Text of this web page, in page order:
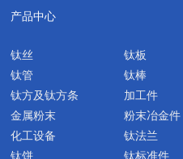
产品中心
钛丝
钛板
钛管
钛棒
钛方及钛方条
加工件
金属粉末
粉末冶金件
化工设备
钛法兰
钛饼
钛标准件